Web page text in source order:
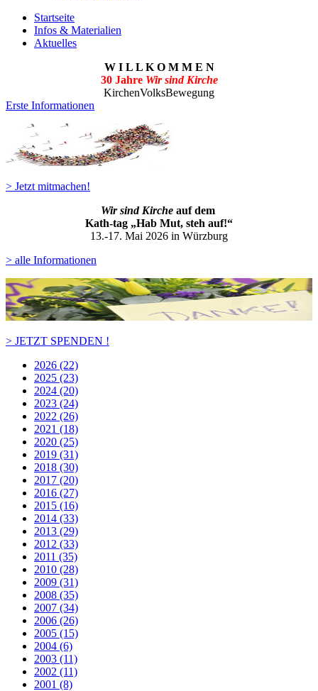
Startseite
Infos & Materialien
Aktuelles
W I L L K O M M E N
30 Jahre Wir sind Kirche
KirchenVolksBewegung
Erste Informationen
> Jetzt mitmachen!
Wir sind Kirche auf dem
Kath-tag „Hab Mut, steh auf!“
13.-17. Mai 2026 in Würzburg
> alle Informationen
> JETZT SPENDEN !
2026 (22)
2025 (23)
2024 (20)
2023 (24)
2022 (26)
2021 (18)
2020 (25)
2019 (31)
2018 (30)
2017 (20)
2016 (27)
2015 (16)
2014 (33)
2013 (29)
2012 (33)
2011 (35)
2010 (28)
2009 (31)
2008 (35)
2007 (34)
2006 (26)
2005 (15)
2004 (6)
2003 (11)
2002 (11)
2001 (8)